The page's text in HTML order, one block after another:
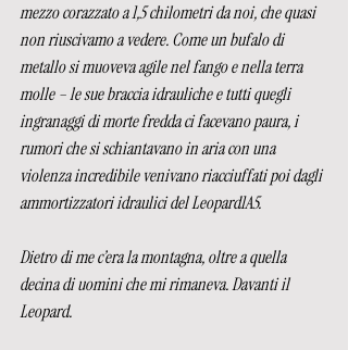
mezzo corazzato a 1,5 chilometri da noi, che quasi
non riuscivamo a vedere. Come un bufalo di
metallo si muoveva agile nel fango e nella terra
molle – le sue braccia idrauliche e tutti quegli
ingranaggi di morte fredda ci facevano paura, i
rumori che si schiantavano in aria con una
violenza incredibile venivano riacciuffati poi dagli
ammortizzatori idraulici del Leopard1A5.
Dietro di me c’era la montagna, oltre a quella
decina di uomini che mi rimaneva. Davanti il
Leopard.